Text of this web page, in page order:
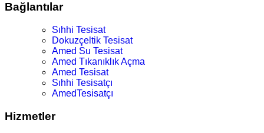
Bağlantılar
Sıhhi Tesisat
Dokuzçeltik Tesisat
Amed Su Tesisat
Amed Tıkanıklık Açma
Amed Tesisat
Sıhhi Tesisatçı
AmedTesisatçı
Hizmetler